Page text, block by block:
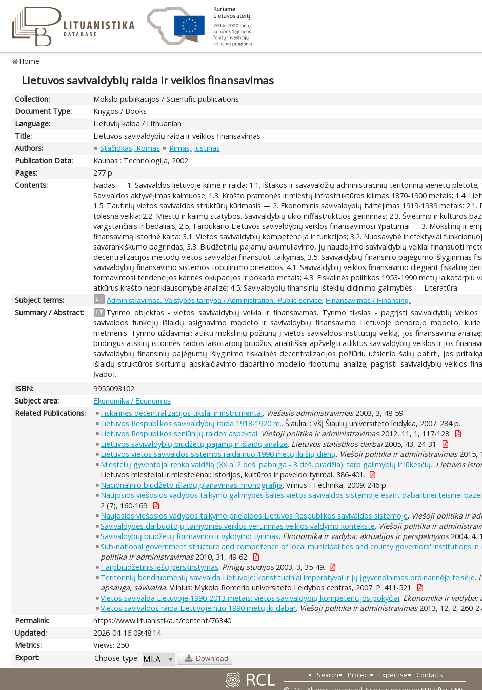
Home
Lietuvos savivaldybių raida ir veiklos finansavimas
Collection:
Mokslo publikacijos / Scientific publications
Document Type:
Knygos / Books
Language:
Lietuvių kalba / Lithuanian
Title:
Lietuvos savivaldybių raida ir veiklos finansavimas
Authors:
Stačiokas, Romas
Rimas, Justinas
Publication Data:
Kaunas : Technologija, 2002.
Pages:
277 p
Contents:
Įvadas — 1. Savivaldos lietuvoje kilmė ir raida: 1.1. Ištakos ir savavaldžių administracinių teritorinių vienetų
Savivaldos aktyvėjimas kaimuose; 1.3. Krašto pramonės ir miestų infrastruktūros kilimas 1870-1900 metais; 1.4.
1.5. Tautinių vietos savivaldos struktūrų kūrimasis — 2. Ekonominis savivaldybių tvirtėjimas 1919-1939 metais:
tolesnė veikla; 2.2. Miestų ir kaimų statybos. Savivaldybių ūkio inffastruktūos gerinimas; 2.3. Švietimo ir kultūros
vargstančiais ir bedaliais; 2.5. Tarpukario Lietuvos savivaldybių veiklos finansavimosi Ypatumai — 3. Mokslinių ir
finansavimą istorinė kaita: 3.1. Vietos savivaldybių kompetencija ir funkcijos; 3.2. Nuosavybė ir efektyviai
savarankiškumo pagrindas; 3.3. Biudžetinių pajamų akumuliavimo, jų naudojimo savivaldybių veiklai finansuoti
decentralizacijos metodų vietos savivaldai finansuoti taikymas; 3.5. Savivaldybių finansinio pajėgumo išlyginimas
savivaldybių finansavimo sistemos tobulinimo prielaidos: 4.1. Savivaldybių veiklos finansavimo diegiant fiskalinę
formavimosi tendencijos karinės okupacijos ir pokario metais; 4.3. Fiskalinės politikos 1953-1990 metų laikotarpiu
atkūrus krašto nepriklausomybę analizė; 4.5. Savivaldybių finansinių išteklių didinimo galimybės — Literatūra.
Subject terms:
LT Administravimas. Valstybės tarnyba / Administration. Public service; Finansavimas / Financing.
Summary / Abstract: LT Tyrimo objektas - vietos savivaldybių veikla ir finansavimas. Tyrimo tikslas - pagrįsti savivaldybių
savivaldos funkcijų išlaidų asignavimo modelio ir savivaldybių finansavimo Lietuvoje bendrojo modelio,
metmenis. Tyrimo uždaviniai: atlikti mokslinių požiūrių į vietos savivaldos institucijų veiklą, jos finansavimą
būdingus atskirų istorinės raidos laikotarpių bruožus; analitiškai apžvelgti atliktus savivaldybių veiklos ir jos
savivaldybių finansinių pajėgumų išlyginimo fiskalinės decentralizacijos požiūriu užsienio šalių patirti, jos
išlaidų struktūros skirtumų apskaičiavimo dabartinio modelio ribotumų analizę; pagrįsti savivaldybių veiklos
Įvado].
ISBN:
9955093102
Subject area:
Ekonomika / Economics
Related Publications: Fiskalinės decentralizacijos tikslai ir instrumentai. Viešasis administravimas2003, 3, 48-59.
Lietuvos Respublikos savivaldybių raida 1918-1920 m.. Šiauliai : VšĮ Šiaulių universiteto leidykla, 2007. 284 p.
Lietuvos Respublikos seniūnijų raidos aspektai. Viešoji politika ir administravimas2012, 11, 1, 117-128.
Lietuvos savivaldybių biudžetų pajamų ir išlaidų analizė. Lietuvos statistikos darbai2005, 43, 24-31.
Lietuvos vietos savivaldos sistemos raida nuo 1990 metų iki šių dienų. Viešoji politika ir administravimas2015,
Miestelių gyventojai renka valdžią (XX a. 2 deš. pabaiga - 3 deš. pradžia): tarp galimybių ir lūkesčių.. Lietuvos
Lietuvos miesteliai ir miestelėnai: istorijos, kultūros ir paveldo tyrimai, 386-401.
Nacionalinio biudžeto išlaidų planavimas: monografija. Vilnius : Technika, 2009. 246 p.
Naujosios viešosios vadybos taikymo galimybės šalies vietos savivaldos sistemoje esant dabartinei teisinei bazei
2 (7), 160-169.
Naujosios viešosios vadybos taikymo prielaidos Lietuvos Respublikos savivaldos sistemoje. Viešoji politika ir
Savivaldybės darbuotojų tarnybinės veiklos vertinimas veiklos valdymo kontekste. Viešoji politika ir
Savivaldybių biudžetų formavimo ir vykdymo tyrimas. Ekonomika ir vadyba: aktualijos ir perspektyvos2004, 4,
Sub-national government structure and competence of local municipalities and county governors' institutions in
politika ir administravimas2010, 31, 49-62.
Tarpbiudžetinis lėšų perskirstymas. Pinigų studijos2003, 3, 35-49.
Teritorinių bendruomenių savivalda Lietuvoje: konstituciniai imperatyvai ir jų įgyvendinimas ordinarinėje teisėje.
apsauga, savivalda. Vilnius: Mykolo Romerio universiteto Leidybos centras, 2007. P. 411-521.
Vietos savivalda Lietuvoje 1990-2013 metais: vietos savivaldybių kompetencijos pokyčiai. Ekonomika ir
Vietos savivaldos raida Lietuvoje nuo 1990 metų iki dabar. Viešoji politika ir administravimas2013, 12, 2, 260-
Permalink:
https://www.lituanistika.lt/content/76340
Updated:
2026-04-16 09:48:14
Metrics:
Views: 250
Export:
Choose type: Download
Search Project Expertise
Contacts